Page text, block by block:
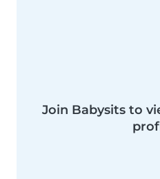
Join Babysits to